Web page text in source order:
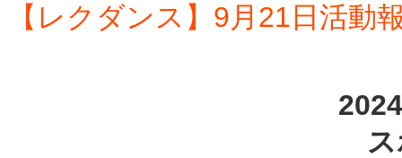
【レクダンス】9月21日活動